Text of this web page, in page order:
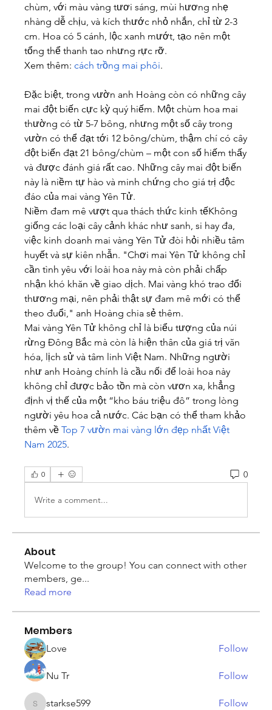
chùm, với màu vàng tươi sáng, mùi hương nhẹ
nhàng dễ chịu, và kích thước nhỏ nhắn, chỉ từ 2-3
cm. Hoa có 5 cánh, lộc xanh mướt, tạo nên một
tổng thể thanh tao nhưng rực rỡ.
Xem thêm: cách trồng mai phôi.
Đặc biệt, trong vườn anh Hoàng còn có những cây
mai đột biến cực kỳ quý hiếm. Một chùm hoa mai
thường có từ 5-7 bông, nhưng một số cây trong
vườn có thể đạt tới 12 bông/chùm, thậm chí có cây
đột biến đạt 21 bông/chùm – một con số hiếm thấy
và được đánh giá rất cao. Những cây mai đột biến
này là niềm tự hào và minh chứng cho giá trị độc
đáo của mai vàng Yên Tử.
Niềm đam mê vượt qua thách thức kinh tếKhông
giống các loại cây cảnh khác như sanh, si hay đa,
việc kinh doanh mai vàng Yên Tử đòi hỏi nhiều tâm
huyết và sự kiên nhẫn. "Chơi mai Yên Tử không chỉ
cần tình yêu với loài hoa này mà còn phải chấp
nhận khó khăn về giao dịch. Mai vàng khó trao đổi
thương mại, nên phải thật sự đam mê mới có thể
theo đuổi," anh Hoàng chia sẻ thêm.
Mai vàng Yên Tử không chỉ là biểu tượng của núi
rừng Đông Bắc mà còn là hiện thân của giá trị văn
hóa, lịch sử và tâm linh Việt Nam. Những người
như anh Hoàng chính là cầu nối để loài hoa này
không chỉ được bảo tồn mà còn vươn xa, khẳng
định vị thế của một “kho báu triệu đô” trong lòng
người yêu hoa cả nước. Các bạn có thể tham khảo
thêm về Top 7 vườn mai vàng lớn đẹp nhất Việt
Nam 2025.
0 0
Write a comment...
About
Welcome to the group! You can connect with other
members, ge...
Read more
Members
Love Follow
Nu Tr Follow
starkse599
starkse599 Follow